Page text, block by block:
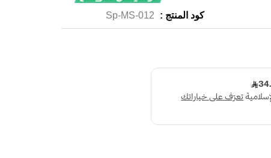
كود المنتج : Sp-MS-012